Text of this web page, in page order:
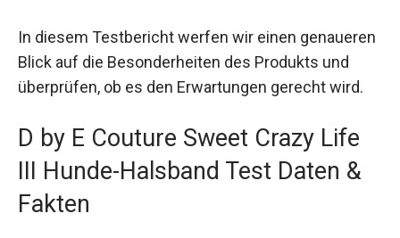
In diesem Testbericht werfen wir einen genaueren
Blick auf die Besonderheiten des Produkts und
überprüfen, ob es den Erwartungen gerecht wird.
D by E Couture Sweet Crazy Life
III Hunde-Halsband Test Daten &
Fakten